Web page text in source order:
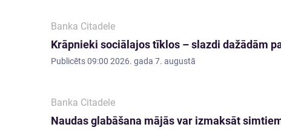
Banka Citadele
Krāpnieki sociālajos tīklos – slazdi dažādām
Publicēts09:00 2026. gada 7. augustā
Banka Citadele
Naudas glabāšana mājās var izmaksāt